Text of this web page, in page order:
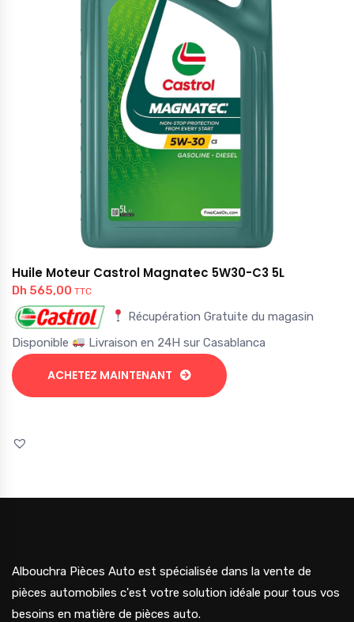
Huile Moteur Castrol Magnatec 5W30-C3 5L
Dh 565,00 TTC
Récupération Gratuite du magasin
Disponible
Livraison en 24H sur Casablanca
ACHETEZ MAINTENANT
Albouchra Pièces Auto est spécialisée dans la vente de
pièces automobiles c'est votre solution idéale pour tous vos
besoins en matière de pièces auto.